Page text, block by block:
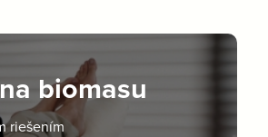
biomasu
riešením